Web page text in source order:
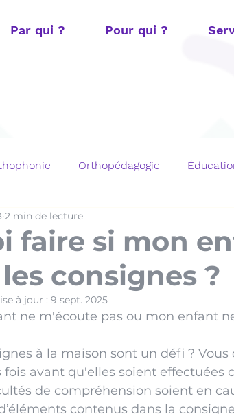
Par qui ? Pour qui ?
Orthopédagogie
Bégaiement
Téléchargements gratuits
faire si mon
consignes ?
2 min de lecture
à jour : 9 sept. 2025
ne m'écoute pas ou mon enfant
à la maison sont un défi ?
fois avant qu'elles soient effectuées
de compréhension soient en
contenus dans la